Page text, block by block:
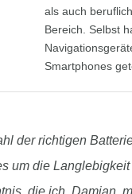
als auch
Bereich. Selbst
Smartphones
der richtigen
um die
die ich, Damian,